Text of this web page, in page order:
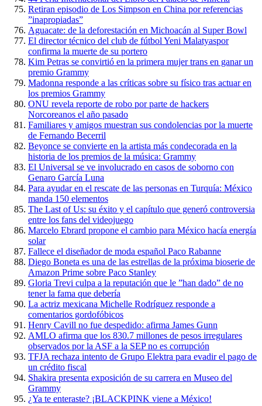
Retiran episodio de Los Simpson en China por referencias
”inapropiadas”
Aguacate: de la deforestación en Michoacán al Super Bowl
El director técnico del club de fútbol Yeni Malatyaspor
confirma la muerte de su portero
Kim Petras se convirtió en la primera mujer trans en ganar un
premio Grammy
Madonna responde a las críticas sobre su físico tras actuar en
los premios Grammy
ONU revela reporte de robo por parte de hackers
Norcoreanos el año pasado
Familiares y amigos muestran sus condolencias por la muerte
de Fernando Becerril
Beyonce se convierte en la artista más condecorada en la
historia de los premios de la música: Grammy
El Universal se ve involucrado en casos de soborno con
Genaro García Luna
Para ayudar en el rescate de las personas en Turquía: México
manda 150 elementos
The Last of Us: su éxito y el capítulo que generó controversia
entre los fans del videojuego
Marcelo Ebrard propone el cambio para México hacía energía
solar
Fallece el diseñador de moda español Paco Rabanne
Diego Boneta es una de las estrellas de la próxima bioserie de
Amazon Prime sobre Paco Stanley
Gloria Trevi culpa a la reputación que le ”han dado” de no
tener la fama que debería
La actriz mexicana Michelle Rodríguez responde a
comentarios gordofóbicos
Henry Cavill no fue despedido: afirma James Gunn
AMLO afirma que los 830.7 millones de pesos irregulares
observados por la ASF a la SEP no es corrupción
TFJA rechaza intento de Grupo Elektra para evadir el pago de
un crédito fiscal
Shakira presenta exposición de su carrera en Museo del
Grammy
¿Ya te enteraste? ¡BLACKPINK viene a México!